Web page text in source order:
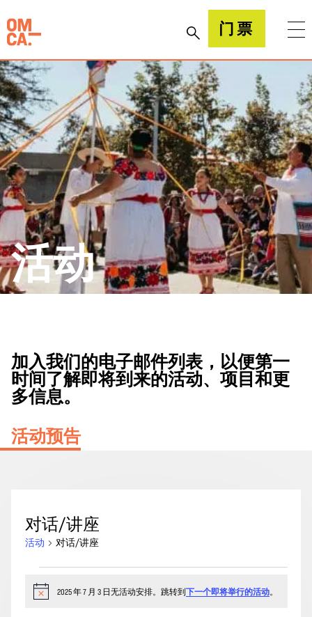
到
内
容
加州奥克兰博物馆(OMCA) 门票
活动
加入我们的电子邮件列表，以便第一
时间了解即将到来的活动、项目和更
多信息。
活动预告
对话/讲座
活动 对话/讲座
年
通
2025 年 7 月 3 日无活动安排。跳转到下一个即将举行的活动。